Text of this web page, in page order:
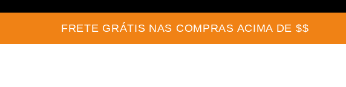
FRETE GRÁTIS NAS COMPRAS ACIMA DE $$